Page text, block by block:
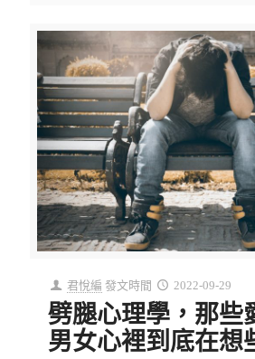
君悅編 發文時間 2022-09-29
劈腿心理學，那些
男女心裡到底在想